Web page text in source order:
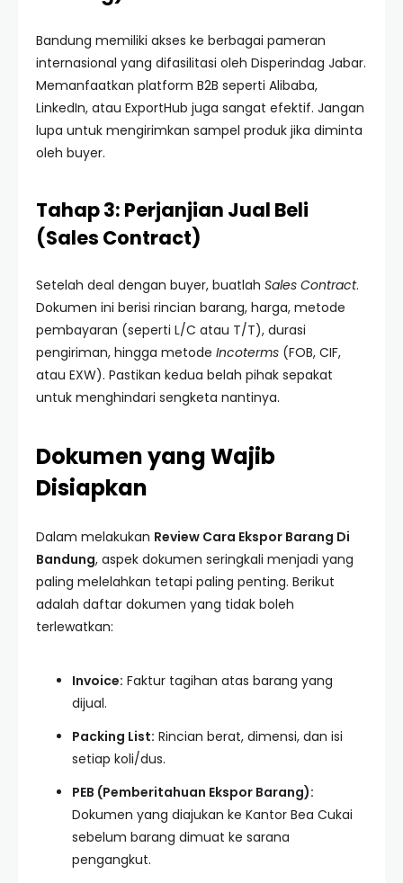
Bandung memiliki akses ke berbagai pameran
internasional yang difasilitasi oleh Disperindag Jabar.
Memanfaatkan platform B2B seperti Alibaba,
LinkedIn, atau ExportHub juga sangat efektif. Jangan
lupa untuk mengirimkan sampel produk jika diminta
oleh buyer.
Tahap 3: Perjanjian Jual Beli
(Sales Contract)
Setelah deal dengan buyer, buatlah Sales Contract.
Dokumen ini berisi rincian barang, harga, metode
pembayaran (seperti L/C atau T/T), durasi
pengiriman, hingga metode Incoterms (FOB, CIF,
atau EXW). Pastikan kedua belah pihak sepakat
untuk menghindari sengketa nantinya.
Dokumen yang Wajib
Disiapkan
Dalam melakukan Review Cara Ekspor Barang Di
Bandung, aspek dokumen seringkali menjadi yang
paling melelahkan tetapi paling penting. Berikut
adalah daftar dokumen yang tidak boleh
terlewatkan:
Invoice: Faktur tagihan atas barang yang
dijual.
Packing List: Rincian berat, dimensi, dan isi
setiap koli/dus.
PEB (Pemberitahuan Ekspor Barang):
Dokumen yang diajukan ke Kantor Bea Cukai
sebelum barang dimuat ke sarana
pengangkut.